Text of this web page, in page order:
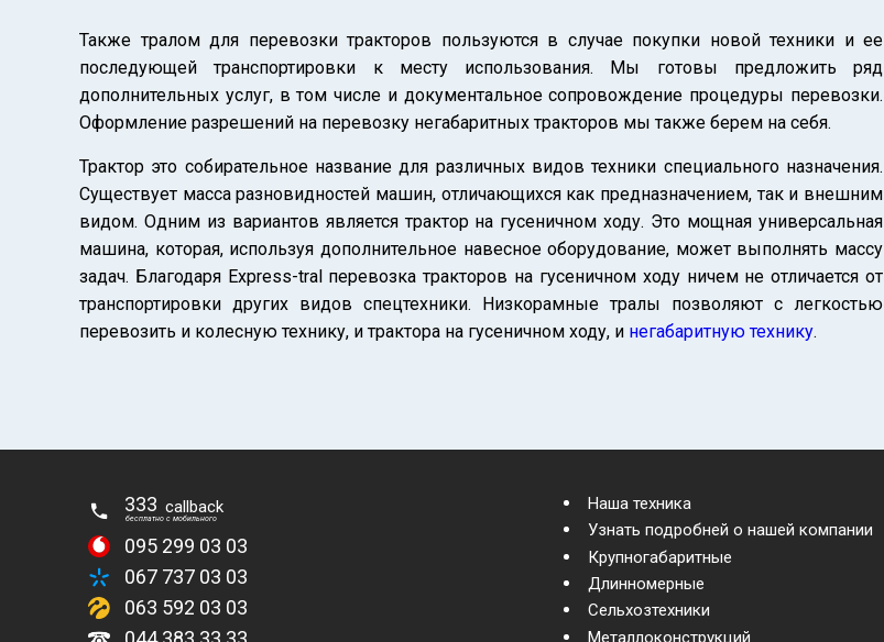
Также тралом для перевозки тракторов пользуются в случае покупки новой техники и ее
последующей транспортировки к месту использования. Мы готовы предложить ряд
дополнительных услуг, в том числе и документальное сопровождение процедуры перевозки.
Оформление разрешений на перевозку негабаритных тракторов мы также берем на себя.
Трактор это собирательное название для различных видов техники специального назначения.
Существует масса разновидностей машин, отличающихся как предназначением, так и внешним
видом. Одним из вариантов является трактор на гусеничном ходу. Это мощная универсальная
машина, которая, используя дополнительное навесное оборудование, может выполнять массу
задач. Благодаря Express-tral перевозка тракторов на гусеничном ходу ничем не отличается от
транспортировки других видов спецтехники. Низкорамные тралы позволяют с легкостью
перевозить и колесную технику, и трактора на гусеничном ходу, и негабаритную технику.
333 callback
беcплатно с мобильного
095 299 03 03
067 737 03 03
063 592 03 03
Наша техника
Узнать подробней о нашей компании
Крупногабаритные
Длинномерные
Сельхозтехники
Металлоконструкций